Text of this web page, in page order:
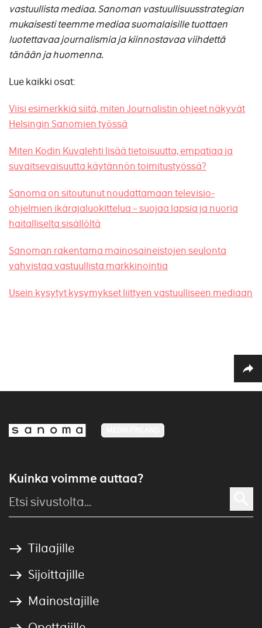
vastuullista mediaa. Sanoman vastuullisuusstrategian
mukaisesti teemme mediaa suomalaisille tuottaen
luotettavaa journalismia ja kiinnostavaa viihdettä
tänään ja huomenna.
Lue kaikki osat:
Viisi esimerkkiä siitä, miten Journalistin ohjeet näkyvät
Helsingin Sanomien työssä
Miten Kodin Kuvalehti lisää tietoisuutta, empatiaa ja
suvaitsevaisuutta käytännön toimitustyössä?
Sanoma on sitoutunut noudattamaan televisio-
ohjelmien ikärajaluokittelua – suojaa lapsia ja nuoria
haitalliselta sisällöltä
Sanoman rakentama mainosaineistojen seulonta
vahvistaa vastuullista markkinointia
Usein kysytyt kysymykset liittyen vastuulliseen mediaan
Kuinka voimme auttaa?
Tilaajille
Sijoittajille
Mainostajille